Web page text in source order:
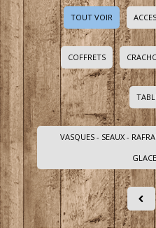
TOUT VOIR
COFFRETS
VASQUES - SEAUX -